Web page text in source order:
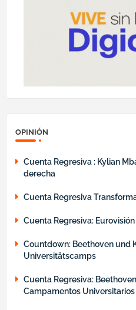
OPINIÓN
Cuenta Regresiva : Kylian
derecha
Cuenta Regresiva
Cuenta Regresiva:
Countdown: Beethoven und
Universitätscamps
Cuenta Regresiva:
Campamentos Universitarios